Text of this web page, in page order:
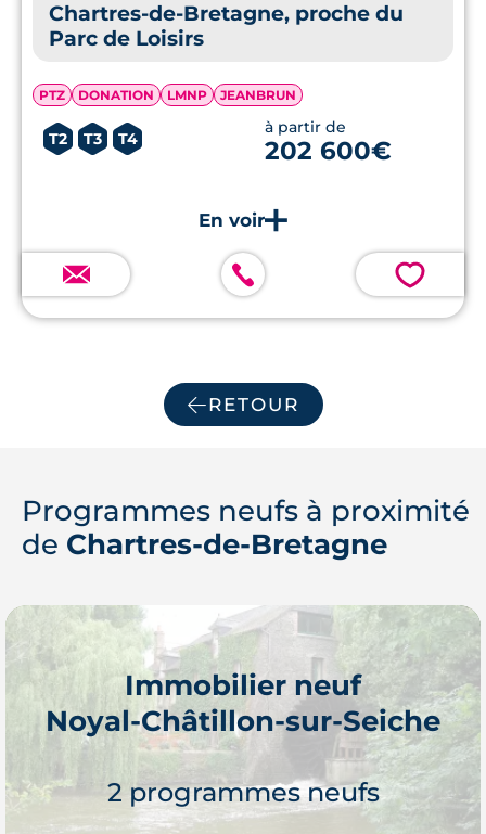
Chartres-de-Bretagne, proche du
Parc de Loisirs
PTZ DONATION LMNP JEANBRUN
T2 T3 T4
à partir de
202 600€
💗
RETOUR
Programmes neufs à proximité
de Chartres-de-Bretagne
Immobilier neuf
Noyal-Châtillon-sur-Seiche
2 programmes neufs